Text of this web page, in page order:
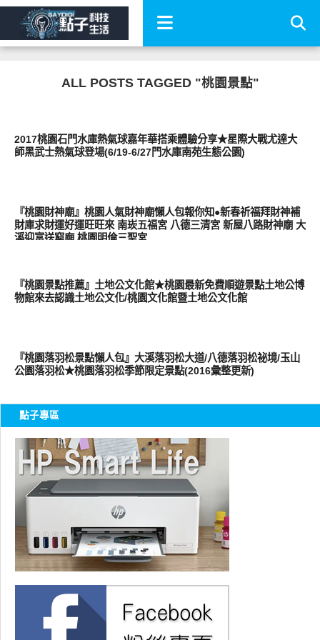
ALL POSTS TAGGED "桃園景點"
2017桃園石門水庫熱氣球嘉年華搭乘體驗分享★星際大戰尤達大
師黑武士熱氣球登場(6/19-6/27門水庫南苑生態公園)
『桃園財神廟』桃園人氣財神廟懶人包報你知●新春祈福拜財神補
財庫求財運好運旺旺來 南崁五福宮 八德三清宮 新屋八路財神廟 大
溪迎富送窮廟 桃園明倫三聖宮
『桃園景點推薦』土地公文化館★桃園最新免費順遊景點土地公博
物館來去認識土地公文化/桃園文化館暨土地公文化館
『桃園落羽松景點懶人包』大溪落羽松大道/八德落羽松祕境/玉山
公園落羽松★桃園落羽松季節限定景點(2016彙整更新)
點子專區